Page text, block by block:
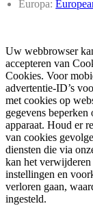
Europa:
Uw webbrowser
accepteren van
Cookies. Voor
advertentie-ID’s
met cookies op
gegevens
apparaat. Houd er
van cookies
diensten die via
kan het verwijderen
instellingen en
verloren gaan,
ingesteld.